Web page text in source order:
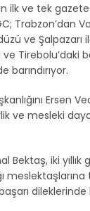
ilk ve tek
Trabzon’dan
ve Şalpazarı
Tirebolu’daki
barındırıyor.
Ersen
ve mesleki
Bektaş, iki yıllık
dileklerinde